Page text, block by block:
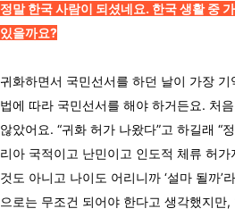
정말 한국 사람이 되셨네요. 한국 생활 중
있을까요?
귀화하면서 국민선서를 하던 날이 가장
법에 따라 국민선서를 해야 하거든요. 처
않았어요. “귀화 허가 나왔다”고 하길래 “
리아 국적이고 난민이고 인도적 체류 허
것도 아니고 나이도 어리니까 ‘설마 될까’
으로는 무조건 되어야 한다고 생각했지만